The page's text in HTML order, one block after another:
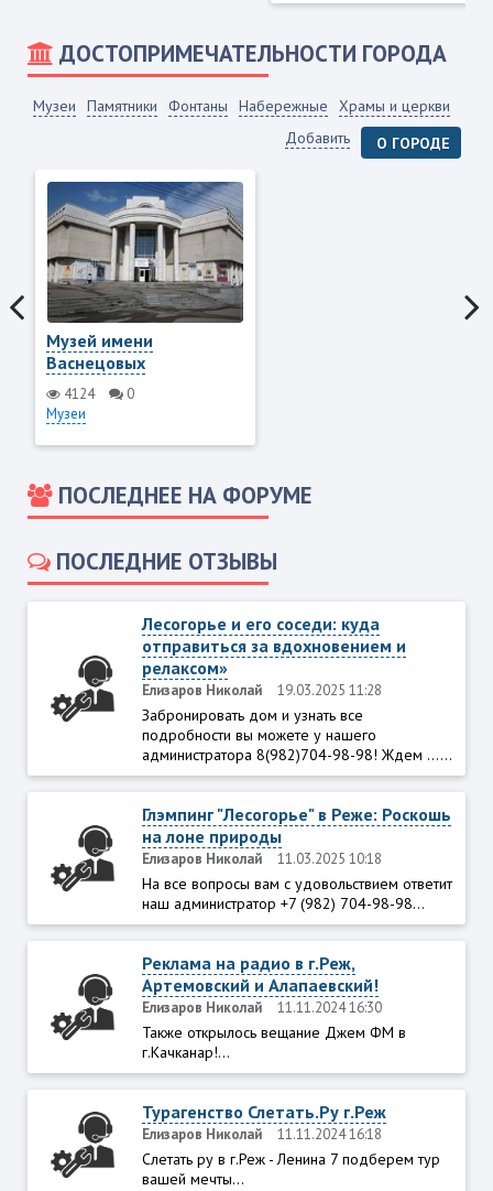
ДОСТОПРИМЕЧАТЕЛЬНОСТИ ГОРОДА
Музеи Памятники Фонтаны Набережные
Храмы и церкви
Добавить
О ГОРОДЕ
Музей имени
Васнецовых
4124
0
Музеи
ПОСЛЕДНЕЕ НА ФОРУМЕ
ПОСЛЕДНИЕ ОТЗЫВЫ
Лесогорье и его соседи: куда
отправиться за вдохновением и
релаксом»
Елизаров Николай 19.03.2025 11:28
Забронировать дом и узнать все
подробности вы можете у нашего
администратора 8(982)704-98-98! Ждем ......
Глэмпинг "Лесогорье" в Реже: Роскошь
на лоне природы
Елизаров Николай 11.03.2025 10:18
На все вопросы вам с удовольствием ответит
наш администратор +7 (982) 704-98-98...
Реклама на радио в г.Реж,
Артемовский и Алапаевский!
Елизаров Николай 11.11.2024 16:30
Также открылось вещание Джем ФМ в
г.Качканар!...
Турагенство Слетать.Ру г.Реж
Елизаров Николай 11.11.2024 16:18
Слетать ру в г.Реж - Ленина 7 подберем тур
вашей мечты...